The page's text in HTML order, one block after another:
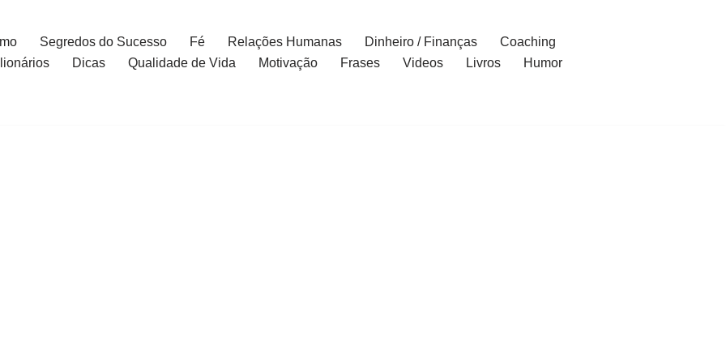
Segredos do Sucesso Fé Relações Humanas Dinheiro / Finanças
Coaching
Dicas Qualidade de Vida Motivação Frases Videos Livros
Humor